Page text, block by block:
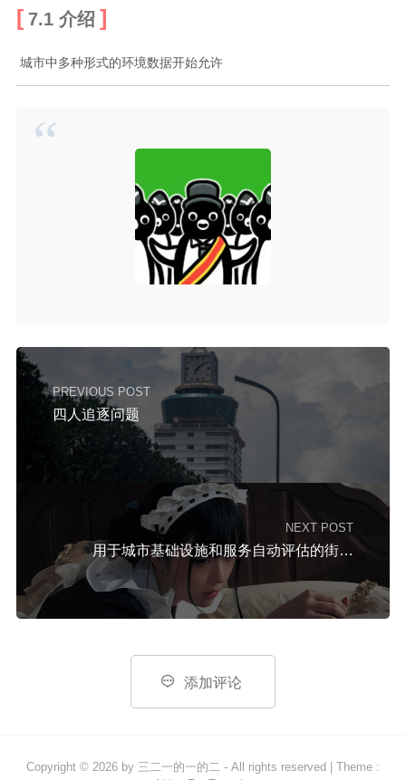
7.1 介绍
​ 城市中多种形式的环境数据开始允许
PREVIOUS POST
四人追逐问题
NEXT POST
用于城市基础设施和服务自动评估的街景成像 & 城市人类动态
 添加评论
Copyright © 2026 by 三二一的一的二 - All rights reserved | Theme :